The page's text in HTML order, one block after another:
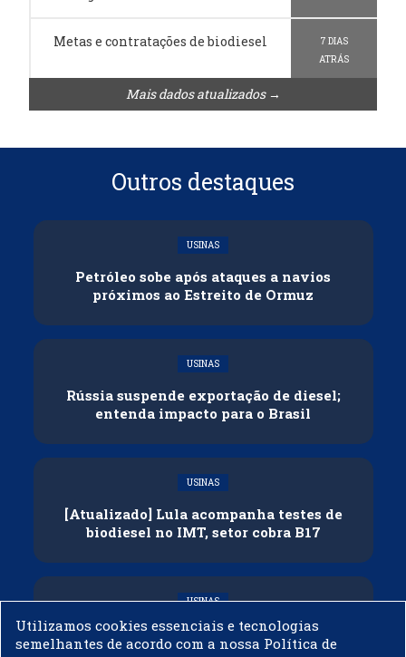
Metas e contratações de biodiesel
7 DIAS
ATRÁS
Mais dados atualizados →
Outros destaques
USINAS
Petróleo sobe após ataques a navios
próximos ao Estreito de Ormuz
USINAS
Rússia suspende exportação de diesel;
entenda impacto para o Brasil
USINAS
[Atualizado] Lula acompanha testes de
biodiesel no IMT, setor cobra B17
USINAS
Governo adia reunião sobre mistura de
etanol na gasolina
Utilizamos cookies essenciais e tecnologias
semelhantes de acordo com a nossa Política de